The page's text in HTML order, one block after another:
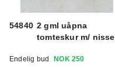
54840 2 gml uåpna
tomteskur m/ nisse
Endelig bud NOK 250